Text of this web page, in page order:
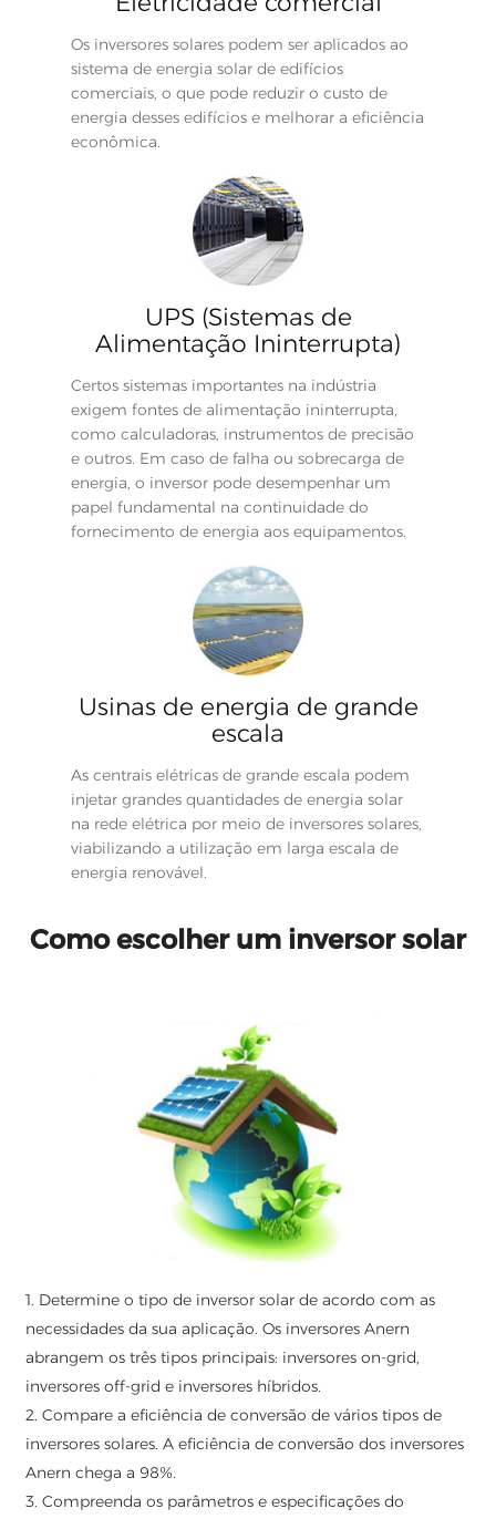
Os inversores solares podem ser aplicados ao
sistema de energia solar de edifícios
comerciais, o que pode reduzir o custo de
energia desses edifícios e melhorar a eficiência
econômica.
UPS (Sistemas de
Alimentação Ininterrupta)
Certos sistemas importantes na indústria
exigem fontes de alimentação ininterrupta,
como calculadoras, instrumentos de precisão
e outros. Em caso de falha ou sobrecarga de
energia, o inversor pode desempenhar um
papel fundamental na continuidade do
fornecimento de energia aos equipamentos.
Usinas de energia de grande
escala
As centrais elétricas de grande escala podem
injetar grandes quantidades de energia solar
na rede elétrica por meio de inversores solares,
viabilizando a utilização em larga escala de
energia renovável.
Como escolher um inversor solar
1. Determine o tipo de inversor solar de acordo com as
necessidades da sua aplicação. Os inversores Anern
abrangem os três tipos principais: inversores on-grid,
inversores off-grid e inversores híbridos.
2. Compare a eficiência de conversão de vários tipos de
inversores solares. A eficiência de conversão dos inversores
Anern chega a 98%.
3. Compreenda os parâmetros e especificações do